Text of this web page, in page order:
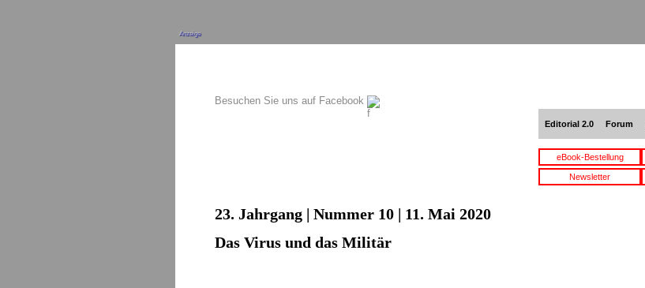
Anzeige
Besuchen Sie uns auf Facebook
Editorial 2.0 Forum
eBook-Bestellung
Newsletter
23. Jahrgang | Nummer 10 | 11. Mai 2020
Das Virus und das Militär